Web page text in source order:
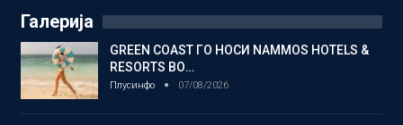
Галерија
GREEN COAST ГО НОСИ NAMMOS HOTELS &
RESORTS ВО…
Плусинфо 07/08/2026